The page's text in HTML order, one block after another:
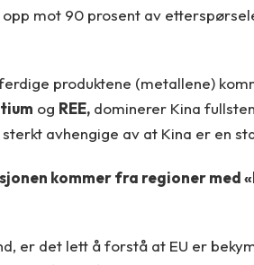
mot 90 prosent av
produktene (metallene)
og REE,dominerer Kina
avhengige av at Kina er en
kommer fra regioner med
er det lett å forstå at EU er